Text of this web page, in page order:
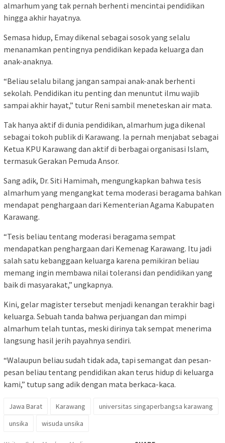
almarhum yang tak pernah berhenti mencintai pendidikan
hingga akhir hayatnya.
Semasa hidup, Emay dikenal sebagai sosok yang selalu
menanamkan pentingnya pendidikan kepada keluarga dan
anak-anaknya.
“Beliau selalu bilang jangan sampai anak-anak berhenti
sekolah. Pendidikan itu penting dan menuntut ilmu wajib
sampai akhir hayat,” tutur Reni sambil meneteskan air mata.
Tak hanya aktif di dunia pendidikan, almarhum juga dikenal
sebagai tokoh publik di Karawang. Ia pernah menjabat sebagai
Ketua KPU Karawang dan aktif di berbagai organisasi Islam,
termasuk Gerakan Pemuda Ansor.
Sang adik, Dr. Siti Hamimah, mengungkapkan bahwa tesis
almarhum yang mengangkat tema moderasi beragama bahkan
mendapat penghargaan dari Kementerian Agama Kabupaten
Karawang.
“Tesis beliau tentang moderasi beragama sempat
mendapatkan penghargaan dari Kemenag Karawang. Itu jadi
salah satu kebanggaan keluarga karena pemikiran beliau
memang ingin membawa nilai toleransi dan pendidikan yang
baik di masyarakat,” ungkapnya.
Kini, gelar magister tersebut menjadi kenangan terakhir bagi
keluarga. Sebuah tanda bahwa perjuangan dan mimpi
almarhum telah tuntas, meski dirinya tak sempat menerima
langsung hasil jerih payahnya sendiri.
“Walaupun beliau sudah tidak ada, tapi semangat dan pesan-
pesan beliau tentang pendidikan akan terus hidup di keluarga
kami,” tutup sang adik dengan mata berkaca-kaca.
Jawa Barat Karawang
universitas singaperbangsa karawang
unsika
wisuda unsika